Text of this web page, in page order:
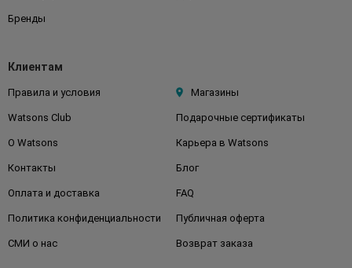
Бренды
Клиентам
Правила и условия Магазины
Watsons Club Подарочные сертификаты
О Watsons Карьера в Watsons
Контакты Блог
Оплата и доставка FAQ
Политика конфиденциальности Публичная оферта
СМИ о нас Возврат заказа